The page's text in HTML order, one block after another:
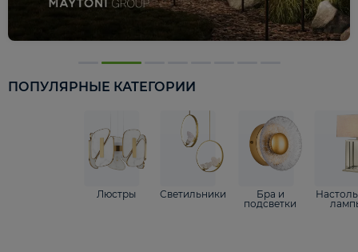
ПОПУЛЯРНЫЕ КАТЕГОРИИ
Люстры Светильники
Бра и
подсветки